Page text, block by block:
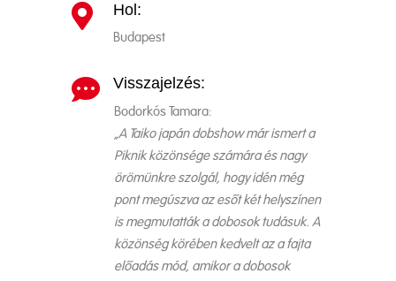
 Hol:
Budapest
 Visszajelzés:
Bodorkós Tamara:
„A Taiko japán dobshow már ismert a
Piknik közönsége számára és nagy
örömünkre szolgál, hogy idén még
pont megúszva az esőt két helyszínen
is megmutatták a dobosok tudásuk. A
közönség körében kedvelt az a fajta
előadás mód, amikor a dobosok